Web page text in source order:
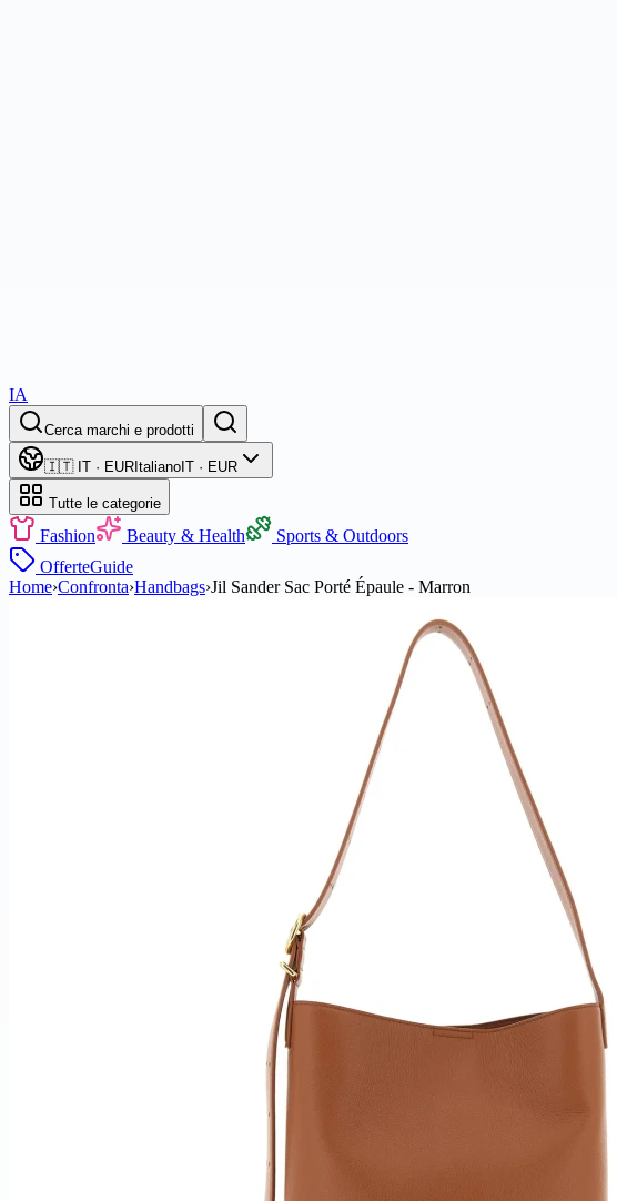
IA
Cerca marchi e prodotti
🇮🇹 IT · EUR Italiano IT · EUR
Tutte le categorie
Fashion Beauty & Health
Sports & Outdoors
OfferteGuide
Home›Confronta›Handbags›Jil Sander Sac Porté Épaule - Marron